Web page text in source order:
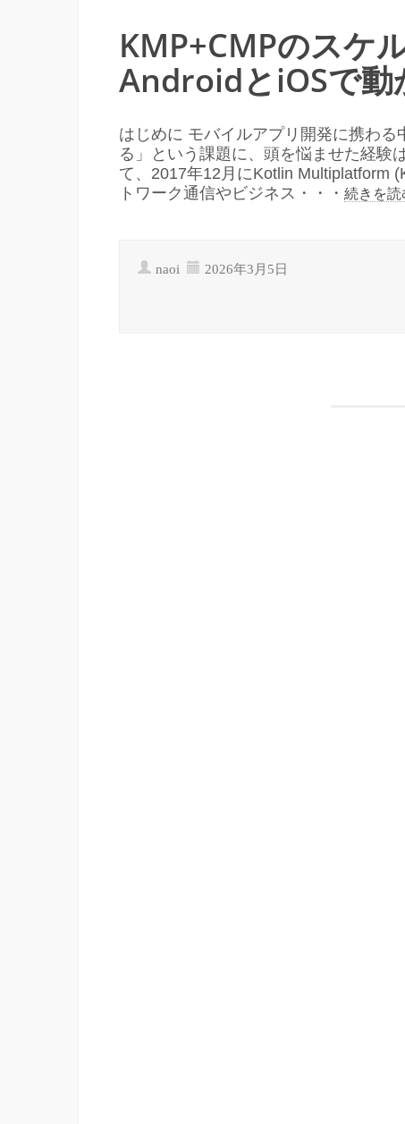
KMP+CMPのスケ
AndroidとiOSで動
はじめに モバイルアプリ開発に携わ
る」という課題に、頭を悩ませた経験
て、2017年12月にKotlin Multiplatform
トワーク通信やビジネス・・・ 続きを読
naoi 2026年3月5日